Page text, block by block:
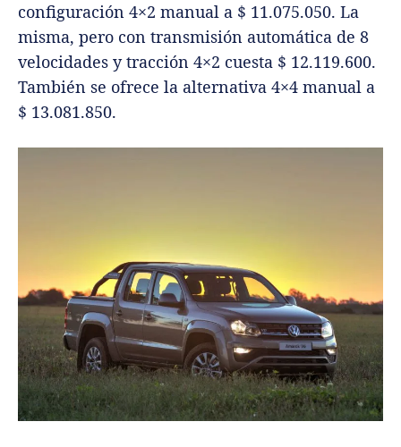
configuración 4×2 manual a $ 11.075.050. La
misma, pero con transmisión automática de 8
velocidades y tracción 4×2 cuesta $ 12.119.600.
También se ofrece la alternativa 4×4 manual a
$ 13.081.850.